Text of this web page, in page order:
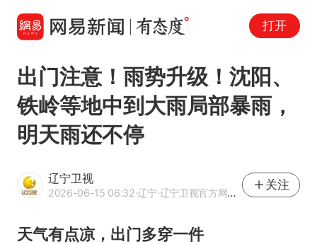
打开
出门注意！雨势升级！沈阳、
铁岭等地中到大雨局部暴雨，
明天雨还不停
辽宁卫视
2026-06-15 06:32·辽宁·辽宁卫视官方网易号
关注
天气有点凉，出门多穿一件